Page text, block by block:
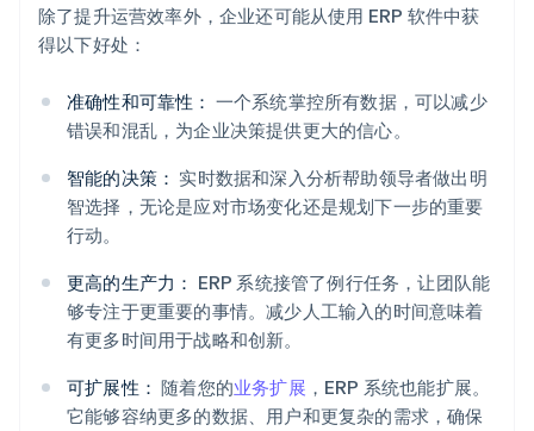
除了提升运营效率外，企业还可能从使用 ERP 软件中获
得以下好处：
准确性和可靠性： 一个系统掌控所有数据，可以减少
错误和混乱，为企业决策提供更大的信心。
智能的决策： 实时数据和深入分析帮助领导者做出明
智选择，无论是应对市场变化还是规划下一步的重要
行动。
更高的生产力： ERP 系统接管了例行任务，让团队能
够专注于更重要的事情。减少人工输入的时间意味着
有更多时间用于战略和创新。
可扩展性： 随着您的业务扩展 ，ERP 系统也能扩展。
它能够容纳更多的数据、用户和更复杂的需求，确保